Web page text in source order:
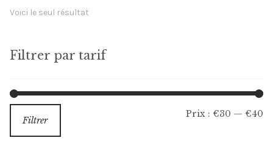
Voici le seul résultat
Filtrer par tarif
Filtrer
Prix : €30 — €40